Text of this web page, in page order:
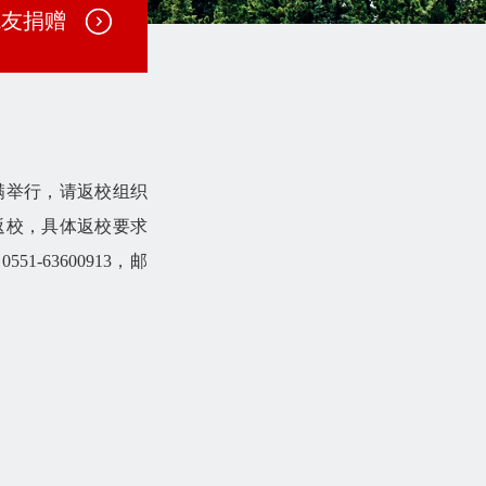
捐赠
行，请返校组织
，具体返校要求
0551-63600913，邮